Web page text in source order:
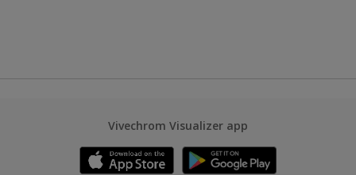
Vivechrom Visualizer app